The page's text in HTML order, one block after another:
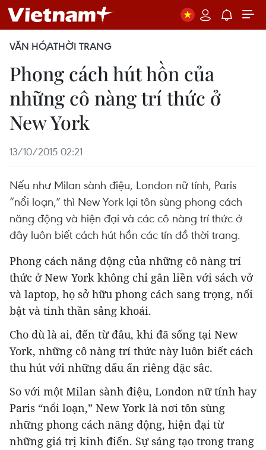
VĂN HÓATHỜI TRANG
Phong cách hút hồn của
những cô nàng trí thức ở
New York
13/10/2015 02:21
Nếu như Milan sành điệu, London nữ tính, Paris
“nổi loạn,” thì New York lại tôn sùng phong cách
năng động và hiện đại và các cô nàng trí thức ở
đây luôn biết cách hút hồn các tín đồ thời trang.
Phong cách năng động của những cô nàng trí
thức ở New York không chỉ gắn liền với sách vở
và laptop, họ sở hữu phong cách sang trọng, nổi
bật và tinh thần sảng khoái.
Cho dù là ai, đến từ đâu, khi đã sống tại New
York, những cô nàng trí thức này luôn biết cách
thu hút với những dấu ấn riêng đặc sắc.
So với một Milan sành điệu, London nữ tính hay
Paris “nổi loạn,” New York là nơi tôn sùng
những phong cách năng động, hiện đại từ
những giá trị kinh điển. Sự sáng tạo trong trang